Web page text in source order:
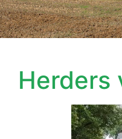
Herders